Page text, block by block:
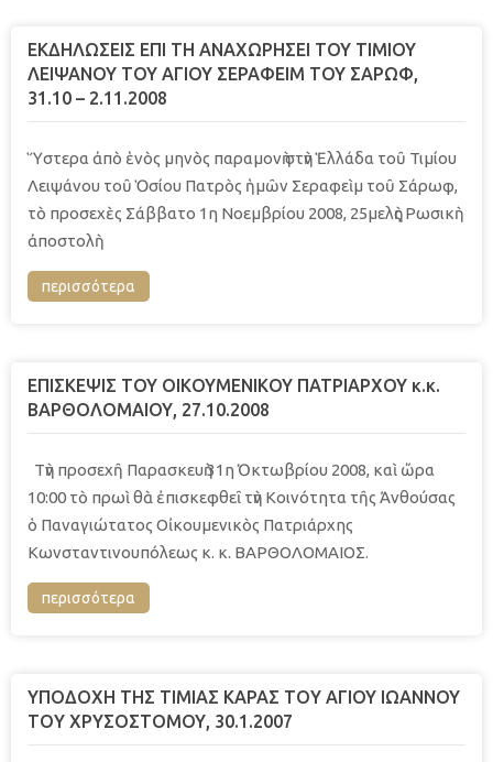
ΕΚΔΗΛΩΣΕΙΣ ΕΠΙ ΤΗ ΑΝΑΧΩΡΗΣΕΙ ΤΟΥ ΤΙΜΙΟΥ
ΛΕΙΨΑΝΟΥ ΤΟΥ ΑΓΙΟΥ ΣΕΡΑΦΕΙΜ ΤΟΥ ΣΑΡΩΦ,
31.10 – 2.11.2008
Ὕστερα ἀπὸ ἑνὸς μηνὸς παραμονὴ στὴν Ἑλλάδα τοῦ Τιμίου
Λειψάνου τοῦ Ὁσίου Πατρὸς ἡμῶν Σεραφεὶμ τοῦ Σάρωφ,
τὸ προσεχὲς Σάββατο 1η Νοεμβρίου 2008, 25μελὴς Ρωσικὴ
ἀποστολὴ
περισσότερα
ΕΠΙΣΚΕΨΙΣ ΤΟΥ ΟΙΚΟΥΜΕΝΙΚΟΥ ΠΑΤΡΙΑΡΧΟΥ κ.κ.
ΒΑΡΘΟΛΟΜΑΙΟΥ, 27.10.2008
Τὴν προσεχῆ Παρασκευὴ 31η Ὀκτωβρίου 2008, καὶ ὤρα
10:00 τὸ πρωὶ θὰ ἐπισκεφθεῖ τὴν Κοινότητα τῆς Ἀνθούσας
ὁ Παναγιώτατος Οἰκουμενικὸς Πατριάρχης
Κωνσταντινουπόλεως κ. κ. ΒΑΡΘΟΛΟΜΑΙΟΣ.
περισσότερα
YΠΟΔΟΧH ΤHΣ ΤΙΜIΑΣ ΚAΡΑΣ ΤΟY AΓIΟΥ IΩAΝΝΟΥ
ΤΟY ΧΡΥΣΟΣΤOΜΟΥ, 30.1.2007